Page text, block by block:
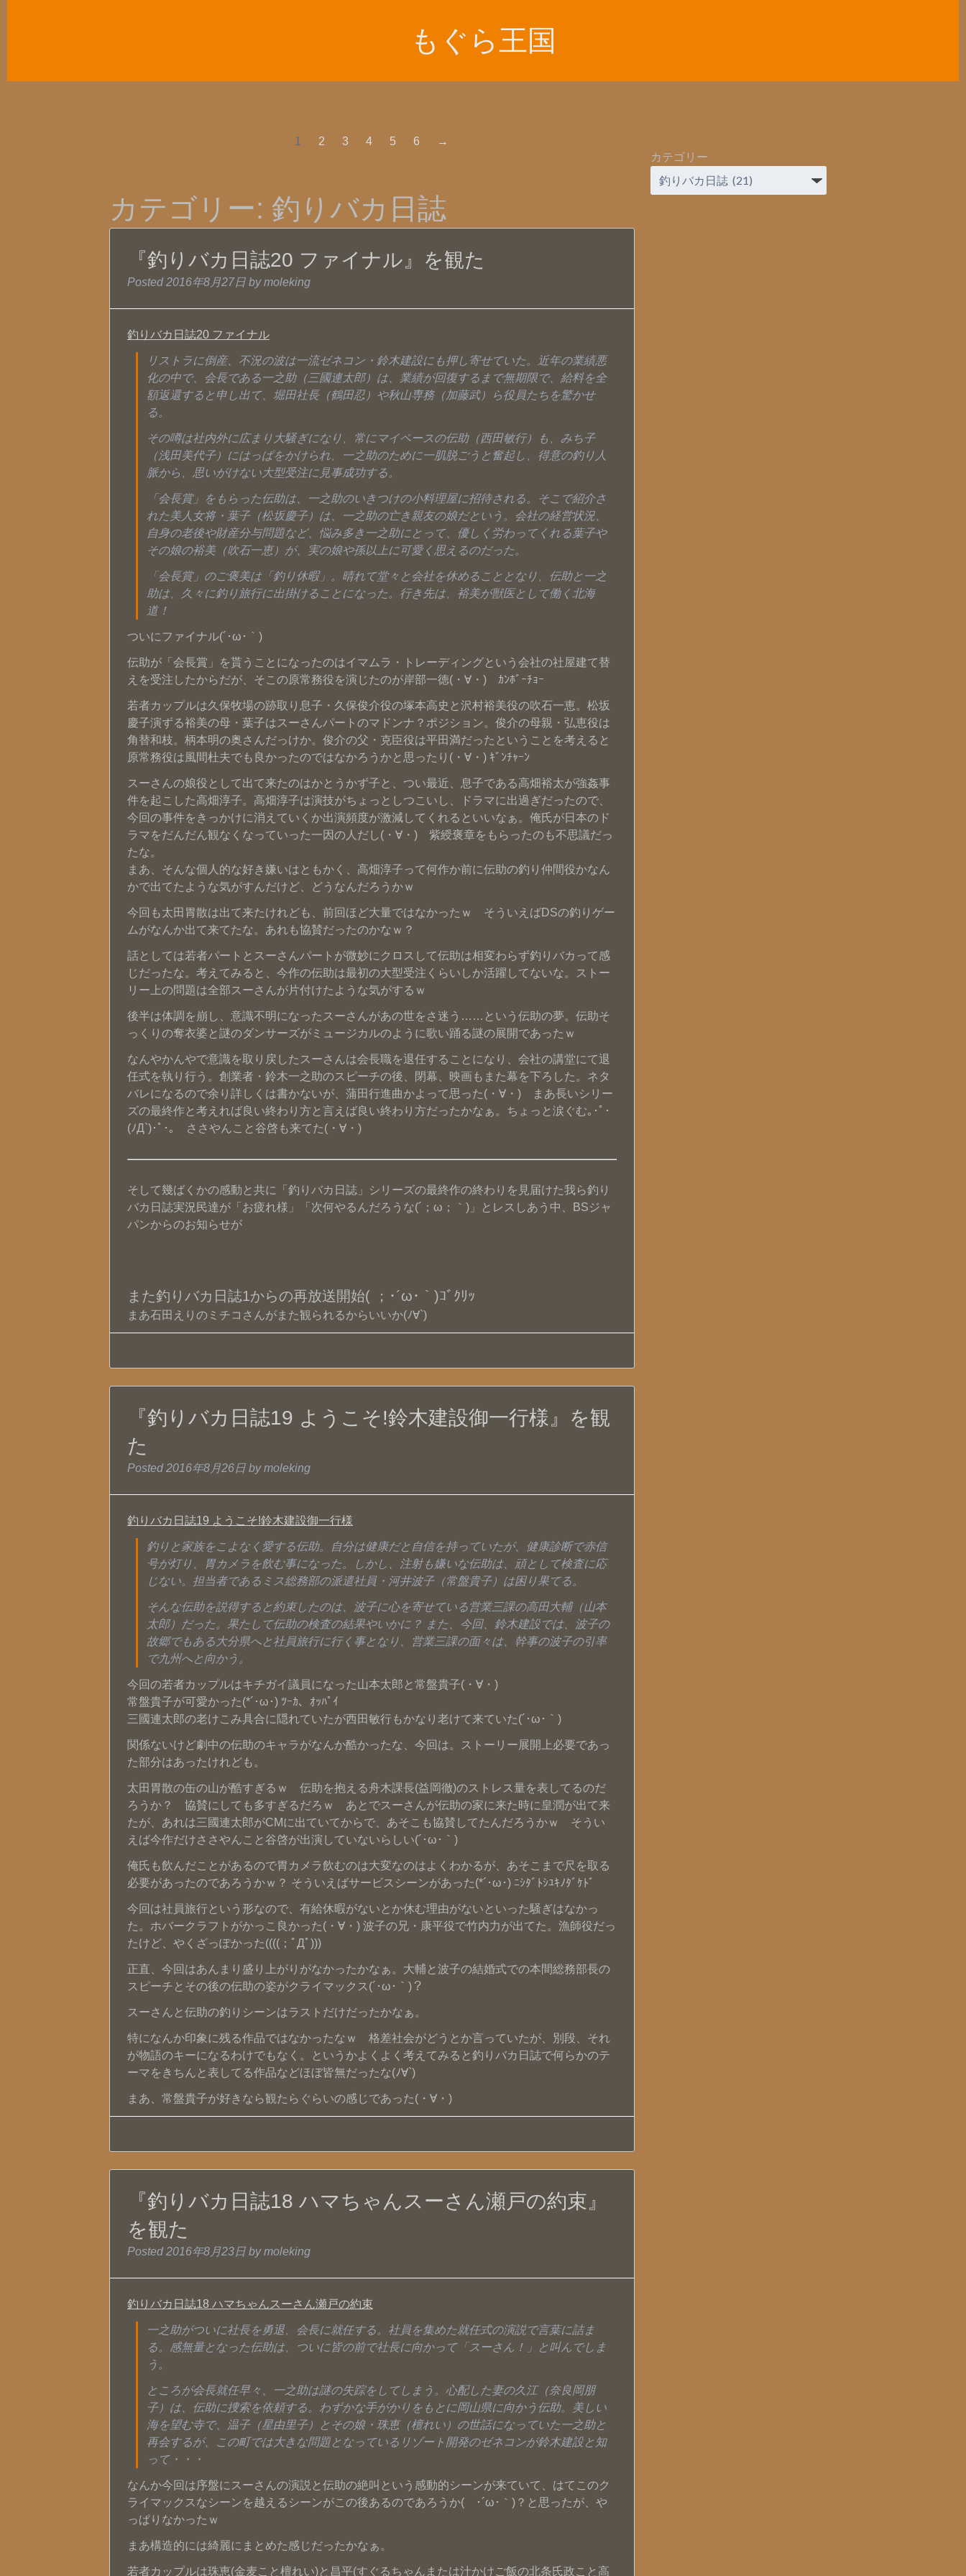
もぐら王国
1 2 3 4 5 6 →
カテゴリー: 釣りバカ日誌
『釣りバカ日誌20 ファイナル』を観た
Posted2016年8月27日 by moleking
釣りバカ日誌20 ファイナル
リストラに倒産、不況の波は一流ゼネコン・鈴木建設にも押し寄せていた。近年の業績悪
化の中で、会長である一之助（三國連太郎）は、業績が回復するまで無期限で、給料を全
額返還すると申し出て、堀田社長（鶴田忍）や秋山専務（加藤武）ら役員たちを驚かせ
る。
その噂は社内外に広まり大騒ぎになり、常にマイペースの伝助（西田敏行）も、みち子
（浅田美代子）にはっぱをかけられ、一之助のために一肌脱ごうと奮起し、得意の釣り人
脈から、思いがけない大型受注に見事成功する。
「会長賞」をもらった伝助は、一之助のいきつけの小料理屋に招待される。そこで紹介さ
れた美人女将・葉子（松坂慶子）は、一之助の亡き親友の娘だという。会社の経営状況、
自身の老後や財産分与問題など、悩み多き一之助にとって、優しく労わってくれる葉子や
その娘の裕美（吹石一恵）が、実の娘や孫以上に可愛く思えるのだった。
「会長賞」のご褒美は「釣り休暇」。晴れて堂々と会社を休めることとなり、伝助と一之
助は、久々に釣り旅行に出掛けることになった。行き先は、裕美が獣医として働く北海
道！
ついにファイナル(´･ω･｀)
伝助が「会長賞」を貰うことになったのはイマムラ・トレーディングという会社の社屋建て替
えを受注したからだが、そこの原常務役を演じたのが岸部一徳(・∀・) ｶﾝﾎﾞｰﾁｮｰ
若者カップルは久保牧場の跡取り息子・久保俊介役の塚本高史と沢村裕美役の吹石一恵。松坂
慶子演ずる裕美の母・葉子はスーさんパートのマドンナ？ポジション。俊介の母親・弘恵役は
角替和枝。柄本明の奥さんだっけか。俊介の父・克臣役は平田満だったということを考えると
原常務役は風間杜夫でも良かったのではなかろうかと思ったり(・∀・) ｷﾞﾝﾁｬｰﾝ
スーさんの娘役として出て来たのはかとうかず子と、つい最近、息子である高畑裕太が強姦事
件を起こした高畑淳子。高畑淳子は演技がちょっとしつこいし、ドラマに出過ぎだったので、
今回の事件をきっかけに消えていくか出演頻度が激減してくれるといいなぁ。俺氏が日本のド
ラマをだんだん観なくなっていった一因の人だし(・∀・) 紫綬褒章をもらったのも不思議だっ
たな。
まあ、そんな個人的な好き嫌いはともかく、高畑淳子って何作か前に伝助の釣り仲間役かなん
かで出てたような気がすんだけど、どうなんだろうかｗ
今回も太田胃散は出て来たけれども、前回ほど大量ではなかったｗ そういえばDSの釣りゲー
ムがなんか出て来てたな。あれも協賛だったのかなｗ？
話としては若者パートとスーさんパートが微妙にクロスして伝助は相変わらず釣りバカって感
じだったな。考えてみると、今作の伝助は最初の大型受注くらいしか活躍してないな。ストー
リー上の問題は全部スーさんが片付けたような気がするｗ
後半は体調を崩し、意識不明になったスーさんがあの世をさ迷う……という伝助の夢。伝助そ
っくりの奪衣婆と謎のダンサーズがミュージカルのように歌い踊る謎の展開であったｗ
なんやかんやで意識を取り戻したスーさんは会長職を退任することになり、会社の講堂にて退
任式を執り行う。創業者・鈴木一之助のスピーチの後、閉幕、映画もまた幕を下ろした。ネタ
バレになるので余り詳しくは書かないが、蒲田行進曲かよって思った(・∀・) まあ長いシリー
ズの最終作と考えれば良い終わり方と言えば良い終わり方だったかなぁ。ちょっと涙ぐむ｡･ﾟ･
(ﾉД`)･ﾟ･｡ ささやんこと谷啓も来てた(・∀・)
そして幾ばくかの感動と共に「釣りバカ日誌」シリーズの最終作の終わりを見届けた我ら釣り
バカ日誌実況民達が「お疲れ様」「次何やるんだろうな(´；ω；｀)」とレスしあう中、BSジャ
パンからのお知らせが
また釣りバカ日誌1からの再放送開始( ；･´ω･｀)ｺﾞｸﾘｯ
まあ石田えりのミチコさんがまた観られるからいいか(ﾉ∀`)
『釣りバカ日誌19 ようこそ!鈴木建設御一行様』を観
た
Posted2016年8月26日 by moleking
釣りバカ日誌19 ようこそ!鈴木建設御一行様
釣りと家族をこよなく愛する伝助。自分は健康だと自信を持っていたが、健康診断で赤信
号が灯り、胃カメラを飲む事になった。しかし、注射も嫌いな伝助は、頑として検査に応
じない。担当者であるミス総務部の派遣社員・河井波子（常盤貴子）は困り果てる。
そんな伝助を説得すると約束したのは、波子に心を寄せている営業三課の高田大輔（山本
太郎）だった。果たして伝助の検査の結果やいかに？ また、今回、鈴木建設では、波子の
故郷でもある大分県へと社員旅行に行く事となり、営業三課の面々は、幹事の波子の引率
で九州へと向かう。
今回の若者カップルはキチガイ議員になった山本太郎と常盤貴子(・∀・)
常盤貴子が可愛かった(*´･ω･) ﾂｰｶ、ｵｯﾊﾟｲ
三國連太郎の老けこみ具合に隠れていたが西田敏行もかなり老けて来ていた(´･ω･｀)
関係ないけど劇中の伝助のキャラがなんか酷かったな、今回は。ストーリー展開上必要であっ
た部分はあったけれども。
太田胃散の缶の山が酷すぎるｗ 伝助を抱える舟木課長(益岡徹)のストレス量を表してるのだ
ろうか？ 協賛にしても多すぎるだろｗ あとでスーさんが伝助の家に来た時に皇潤が出て来
たが、あれは三國連太郎がCMに出ていてからで、あそこも協賛してたんだろうかｗ そうい
えば今作だけささやんこと谷啓が出演していないらしい(´･ω･｀)
俺氏も飲んだことがあるので胃カメラ飲むのは大変なのはよくわかるが、あそこまで尺を取る
必要があったのであろうかｗ？ そういえばサービスシーンがあった(*´･ω･) ﾆｼﾀﾞﾄｼﾕｷﾉﾀﾞｹﾄﾞ
今回は社員旅行という形なので、有給休暇がないとか休む理由がないといった騒ぎはなかっ
た。ホバークラフトがかっこ良かった(・∀・) 波子の兄・康平役で竹内力が出てた。漁師役だっ
たけど、やくざっぽかった((((；ﾟДﾟ)))
正直、今回はあんまり盛り上がりがなかったかなぁ。大輔と波子の結婚式での本間総務部長の
スピーチとその後の伝助の姿がクライマックス(´･ω･｀)？
スーさんと伝助の釣りシーンはラストだけだったかなぁ。
特になんか印象に残る作品ではなかったなｗ 格差社会がどうとか言っていたが、別段、それ
が物語のキーになるわけでもなく。というかよくよく考えてみると釣りバカ日誌で何らかのテ
ーマをきちんと表してる作品などほぼ皆無だったな(ﾉ∀`)
まあ、常盤貴子が好きなら観たらぐらいの感じであった(・∀・)
『釣りバカ日誌18 ハマちゃんスーさん瀬戸の約束』
を観た
Posted2016年8月23日 by moleking
釣りバカ日誌18 ハマちゃんスーさん瀬戸の約束
一之助がついに社長を勇退、会長に就任する。社員を集めた就任式の演説で言葉に詰ま
る。感無量となった伝助は、ついに皆の前で社長に向かって「スーさん！」と叫んでしま
う。
ところが会長就任早々、一之助は謎の失踪をしてしまう。心配した妻の久江（奈良岡朋
子）は、伝助に捜索を依頼する。わずかな手がかりをもとに岡山県に向かう伝助。美しい
海を望む寺で、温子（星由里子）とその娘・珠恵（檀れい）の世話になっていた一之助と
再会するが、この町では大きな問題となっているリゾート開発のゼネコンが鈴木建設と知
って・・・
なんか今回は序盤にスーさんの演説と伝助の絶叫という感動的シーンが来ていて、はてこのク
ライマックスなシーンを越えるシーンがこの後あるのであろうか( ･´ω･｀)？と思ったが、や
っぱりなかったｗ
まあ構造的には綺麗にまとめた感じだったかなぁ。
若者カップルは珠恵(金麦こと檀れい)と昌平(すぐるちゃんまたは汁かけご飯の北条氏政こと高
カテゴリー